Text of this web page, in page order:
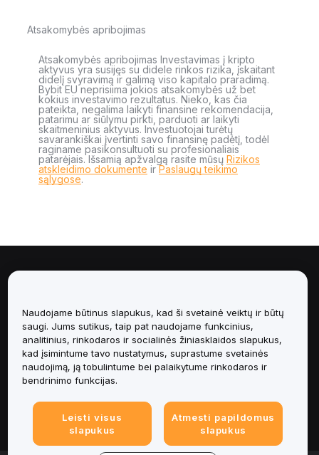
Atsakomybės apribojimas
Atsakomybės apribojimas Investavimas į kripto
aktyvus yra susijęs su didele rinkos rizika, įskaitant
didelį svyravimą ir galimą viso kapitalo praradimą.
Bybit EU neprisiima jokios atsakomybės už bet
kokius investavimo rezultatus. Nieko, kas čia
pateikta, negalima laikyti finansine rekomendacija,
patarimu ar siūlymu pirkti, parduoti ar laikyti
skaitmeninius aktyvus. Investuotojai turėtų
savarankiškai įvertinti savo finansinę padėtį, todėl
raginame pasikonsultuoti su profesionaliais
patarėjais. Išsamią apžvalgą rasite mūsų Rizikos
atskleidimo dokumente irPaslaugų teikimo
sąlygose.
Paslaugos
Pagalba
Produktai
Teisinė informacija
Naudojame būtinus slapukus, kad ši svetainė veiktų ir būtų
saugi. Jums sutikus, taip pat naudojame funkcinius,
analitinius, rinkodaros ir socialinės žiniasklaidos slapukus,
kad įsimintume tavo nustatymus, suprastume svetainės
naudojimą, ją tobulintume bei palaikytume rinkodaros ir
bendrinimo funkcijas.
Leisti visus
slapukus
Atmesti papildomus
slapukus